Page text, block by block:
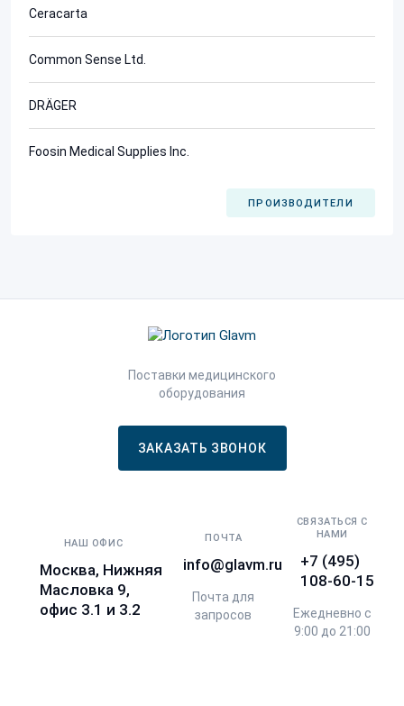
Ceracarta
Common Sense Ltd.
DRÄGER
Foosin Medical Supplies Inc.
ПРОИЗВОДИТЕЛИ
Поставки медицинского
оборудования
ЗАКАЗАТЬ ЗВОНОК
НАШ ОФИС
Москва, Нижняя
Масловка 9,
офис 3.1 и 3.2
ПОЧТА
info@glavm.ru
Почта для
запросов
СВЯЗАТЬСЯ С
НАМИ
+7 (495)
108-60-15
Ежедневно с
9:00 до 21:00